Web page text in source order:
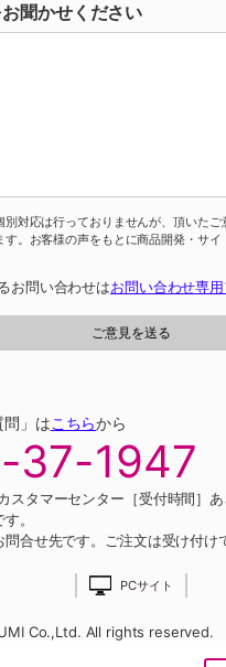
聞かせください
別対応は行っておりませんが、頂いた
す。お客様の声をもとに商品開発・サイ
お問い合わせはお問い合わせ専
問」はこちらから
37-1947
スタマーセンター［受付時間］
。
合せ先です。ご注文は受け付け
PCサイト
Co.,Ltd. All rights reserved.